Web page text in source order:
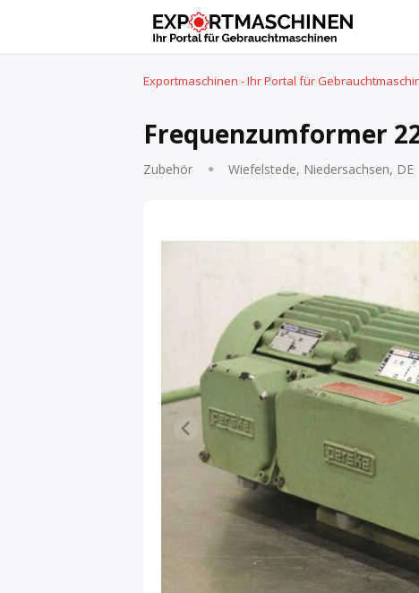
Exportmaschinen - Ihr Portal für
Frequenzumformer
Zubehör Wiefelstede, Niedersachsen, DE